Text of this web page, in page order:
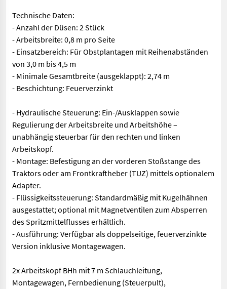
Technische Daten:
- Anzahl der Düsen: 2 Stück
- Arbeitsbreite: 0,8 m pro Seite
- Einsatzbereich: Für Obstplantagen mit Reihenabständen
von 3,0 m bis 4,5 m
- Minimale Gesamtbreite (ausgeklappt): 2,74 m
- Beschichtung: Feuerverzinkt
- Hydraulische Steuerung: Ein-/Ausklappen sowie
Regulierung der Arbeitsbreite und Arbeitshöhe –
unabhängig steuerbar für den rechten und linken
Arbeitskopf.
- Montage: Befestigung an der vorderen Stoßstange des
Traktors oder am Frontkraftheber (TUZ) mittels optionalem
Adapter.
- Flüssigkeitssteuerung: Standardmäßig mit Kugelhähnen
ausgestattet; optional mit Magnetventilen zum Absperren
des Spritzmittelflusses erhältlich.
- Ausführung: Verfügbar als doppelseitige, feuerverzinkte
Version inklusive Montagewagen.
2x Arbeitskopf BHh mit 7 m Schlauchleitung,
Montagewagen, Fernbedienung (Steuerpult),